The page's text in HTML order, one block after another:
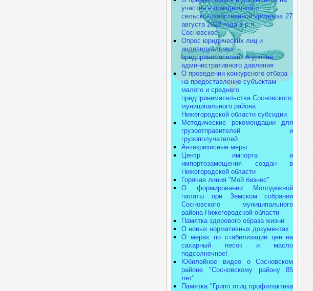
участие в праздничной и
сельскохозяйственной ярмарках 27
августа 2022 года в р.п.
Сосновское
Опрос юридических лиц и
индивидуальных
предпринимателей об уровне
административного давления
О проведении конкурсного отбора
на предоставление субъектам
малого и среднего
предпринимательства Сосновского
муниципального района
Нижегородской области субсидии
Методические рекомендации для
грузоотправителей и
грузополучателей
Антикризисные меры
Центр импорта и
импортозамещения создан в
Нижегородской области
Горячая линия "Мой бизнес"
О формировании Молодежной
палаты при Земском собрании
Сосновского муниципального
района Нижегородской области
Памятка здорового образа жизни
О новых нормативных документах
О мерах по стабилизации цен на
сахарный песок и масло
подсолнечное!
Юбилейное видео о Сосновском
районе "Сосновскому району 85
лет"
Памятка "Грипп птиц профилактика